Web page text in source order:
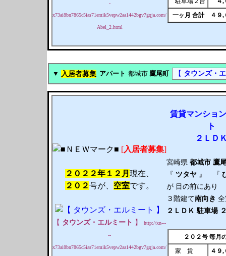
-
x73ai8bn7865c5ias71emik5vepw2aa1442bgv7gqja.com/
Abel_2.html
一ヶ月 合計
４９,
▼ 入居者募集 アパート 都城市 鷹尾町 【 タウンズ・
[入居者募集]
２０２２年１２月現在、
２０２号が、 空室です。
【 タウンズ・エルミート 】 http://xn---
--
x73ai8bn7865c5ias71emik5vepw2aa1442bgv7gqja.com/
賃貸マンショ
ト
２ＬＤ
宮崎県都城市 鷹
『 ツタヤ 』 『
が 目の前にあり
３階建て南向き
２ＬＤＫ 駐車場
２０２号 毎月
家 賃
４９,